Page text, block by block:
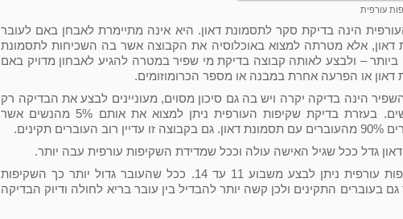
עורפית
הינה בדיקת סקר לתסמונת דאון. היא אינה מתיימרת לאבחן באם לעובר
דאון, אלא מטרתה למצוא באוכלוסיה את הקבוצה אשר בה השכיחות לתסמונת
ביותר – ולבצע לאותה קבוצה בדיקת מי שפיר במטרה להגיע לאבחון מדויק באם
דאון או הפרעה אחרת במבנה או מספר הכרומוזומים.
השפיר הינה בדיקה יקרה ויש בה גם סיכון מסוים, מעוניינים לבצע את הבדיקה רק
ל 5% מכלל הנשים. בעזרת בדיקת שקיפות העורפית ניתן למצוא את אותם 5% מהנשים אשר
תקינים.
גדל ככל שגיל האישה עולה וככל שמדידת השקיפות עורפית עבה יותר.
את בדיקת השקיפות עורפית ניתן לבצע משבוע 11 עד 14. ככל שהעובר גדול יותר כך השקיפות
בעוברים התקינים ולכן קשה יותר להבדיל בין עובר בריא לחולה ודיוק הבדיקה